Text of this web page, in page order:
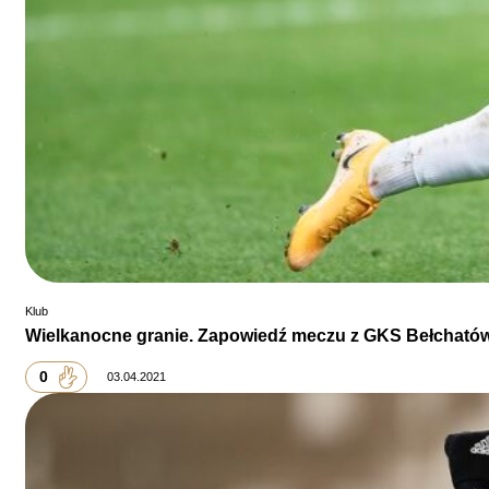
Klub
Wielkanocne granie. Zapowiedź meczu z GKS
0 03.04.2021